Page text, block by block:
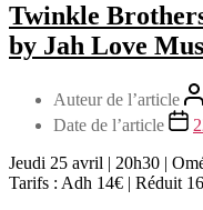
Twinkle
by Jah Love
Auteur de l’article
Date de l’article
Jeudi 25 avril | 20h30 |
Tarifs : Adh 14€ | Réduit